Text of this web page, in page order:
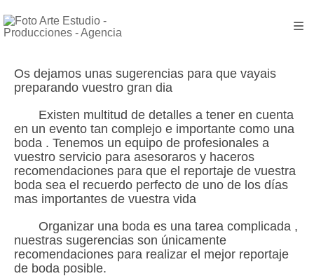
Os dejamos unas sugerencias para que vayais
preparando vuestro gran dia
Existen multitud de detalles a tener en cuenta
en un evento tan complejo e importante como una
boda . Tenemos un equipo de profesionales a
vuestro servicio para asesoraros y haceros
recomendaciones para que el reportaje de vuestra
boda sea el recuerdo perfecto de uno de los días
mas importantes de vuestra vida
Organizar una boda es una tarea complicada ,
nuestras sugerencias son únicamente
recomendaciones para realizar el mejor reportaje
de boda posible.